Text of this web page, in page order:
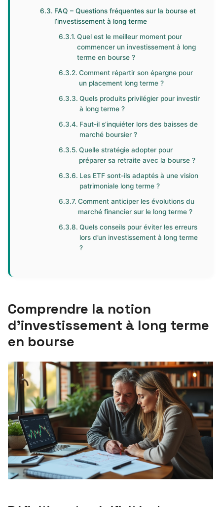
FAQ – Questions fréquentes sur la bourse et
l’investissement à long terme
Quel est le meilleur moment pour
commencer un investissement à long
terme en bourse ?
Comment répartir son épargne pour
un placement long terme ?
Quels produits privilégier pour investir
à long terme ?
Faut-il s’inquiéter lors des baisses de
marché boursier ?
Quelle stratégie adopter pour
préparer sa retraite avec la bourse ?
Les ETF sont-ils adaptés à une vision
patrimoniale long terme ?
Comment anticiper les évolutions du
marché financier sur le long terme ?
Quels conseils pour éviter les erreurs
lors d’un investissement à long terme
?
Comprendre la notion
d’investissement à long terme
en bourse